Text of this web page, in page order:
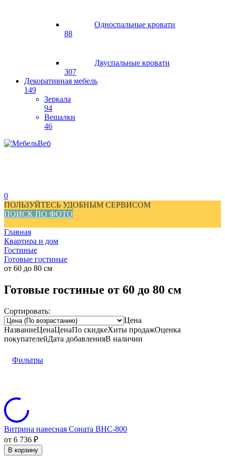
Односпальные кровати
88
Двуспальные кровати
307
Декоративная мебель
149
Зеркала
94
Вешалки
46
0
ПОЛЬЗУЙТЕСЬ УДОБНЫМ СЕРВИСОМ
ПОИСК ПО ФОТО
Главная
Квартира и дом
Гостиные
Готовые гостиные
от 60 до 80 см
Готовые гостиные от 60 до 80 см
Сортировать:
Цена
НазваниеЦенаЦенаПо скидкеХиты продажОценка
покупателейДата добавленияВ наличии
Фильтры
Витрина навесная Соната ВНС-800
от 6 736 ₽
В корзину